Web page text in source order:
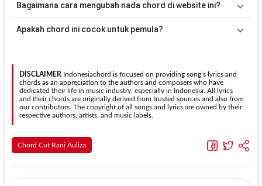
laguJangan Pernah Kembali .
kunci dasarEm. Jika ingin mengikuti nada asli penyanyi, kamu
sesuai kebutuhan.
Bagaimana cara mengubah nada chord di website ini?
Transpose (bawah)untuk menurunkan nada. Seluruh chord akan
Apakah chord ini cocok untuk pemula?
dipelajari oleh pemula tanpa menghilangkan struktur dasar lagu.
DISCLAIMER Indonesiachord is focused on providing song’s lyrics and
chords as an appreciation to the authors and composers who have
dedicated their life in music industry, especially in Indonesia. All lyrics
and their chords are originally derived from trusted sources and also from
our contributors. The copyright of all songs and lyrics are owned by their
respective authors, artists, and music labels.
Chord Cut Rani Auliza